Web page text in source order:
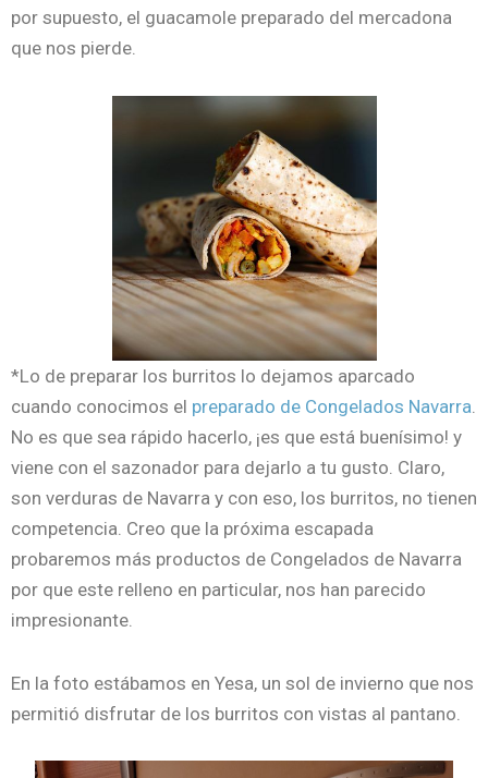
por supuesto, el guacamole preparado del mercadona
que nos pierde.
*Lo de preparar los burritos lo dejamos aparcado
cuando conocimos el preparado de Congelados Navarra
No es que sea rápido hacerlo, ¡es que está buenísimo! y
viene con el sazonador para dejarlo a tu gusto. Claro,
son verduras de Navarra y con eso, los burritos, no tienen
competencia. Creo que la próxima escapada
probaremos más productos de Congelados de Navarra
por que este relleno en particular, nos han parecido
impresionante.
En la foto estábamos en Yesa, un sol de invierno que nos
permitió disfrutar de los burritos con vistas al pantano.